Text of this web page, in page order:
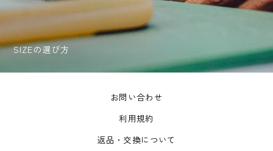
SIZEの選び方
お問い合わせ
利用規約
返品・交換について